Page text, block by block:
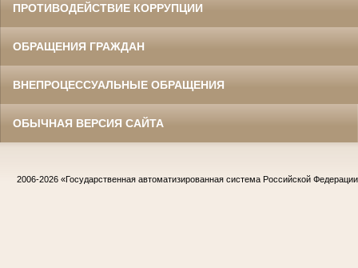
ПРОТИВОДЕЙСТВИЕ КОРРУПЦИИ
ОБРАЩЕНИЯ ГРАЖДАН
ВНЕПРОЦЕССУАЛЬНЫЕ ОБРАЩЕНИЯ
ОБЫЧНАЯ ВЕРСИЯ САЙТА
2006-2026 «Государственная автоматизированная система Российской